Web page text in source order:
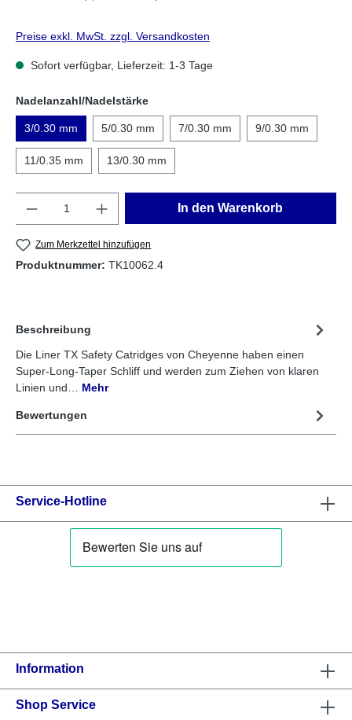
Preise exkl. MwSt. zzgl. Versandkosten
Sofort verfügbar, Lieferzeit: 1-3 Tage
Nadelanzahl/Nadelstärke
3/0.30 mm 5/0.30 mm 7/0.30 mm 9/0.30 mm
11/0.35 mm 13/0.30 mm
In den Warenkorb
Zum Merkzettel hinzufügen
Produktnummer: TK10062.4
Beschreibung
Die Liner TX Safety Catridges von Cheyenne haben einen
Super-Long-Taper Schliff und werden zum Ziehen von klaren
Linien und… Mehr
Bewertungen
Service-Hotline
Information
Shop Service